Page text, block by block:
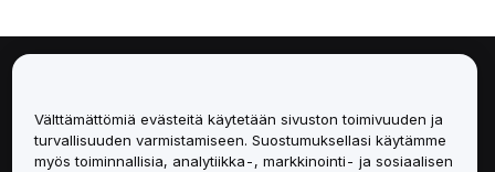
Palvelut
Välttämättömiä evästeitä käytetään sivuston toimivuuden ja
turvallisuuden varmistamiseen. Suostumuksellasi käytämme
myös toiminnallisia, analytiikka-, markkinointi- ja sosiaalisen